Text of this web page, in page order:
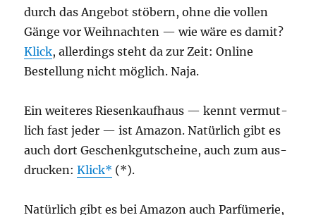
durch das Ange­bot stö­bern, ohne die vol­len
Gän­ge vor Weih­nach­ten — wie wäre es damit?
Klick, aller­dings steht da zur Zeit: Online
Bestel­lung nicht mög­lich. Naja.
Ein wei­te­res Rie­sen­kauf­haus — kennt ver­mut­
lich fast jeder — ist Ama­zon. Natür­lich gibt es
auch dort Geschenk­gut­schei­ne, auch zum aus­
dru­cken:Klick (*).
Natür­lich gibt es bei Ama­zon auch Par­fü­me­rie,